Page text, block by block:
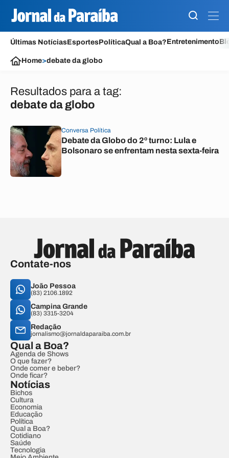
Últimas NotíciasEsportesPolíticaQual a Boa?Entretenimento
Home>debate da globo
Resultados para a tag:
debate da globo
Conversa Política
Debate da Globo do 2º turno: Lula e
Bolsonaro se enfrentam nesta sexta-feira
Contate-nos
João Pessoa
(83) 2106.1892
Campina Grande
(83) 3315-3204
Redação
jornalismo@jornaldaparaiba.com.br
Qual a Boa?
Agenda de Shows
O que fazer?
Onde comer e beber?
Onde ficar?
Notícias
Bichos
Cultura
Economia
Educação
Política
Qual a Boa?
Cotidiano
Saúde
Tecnologia